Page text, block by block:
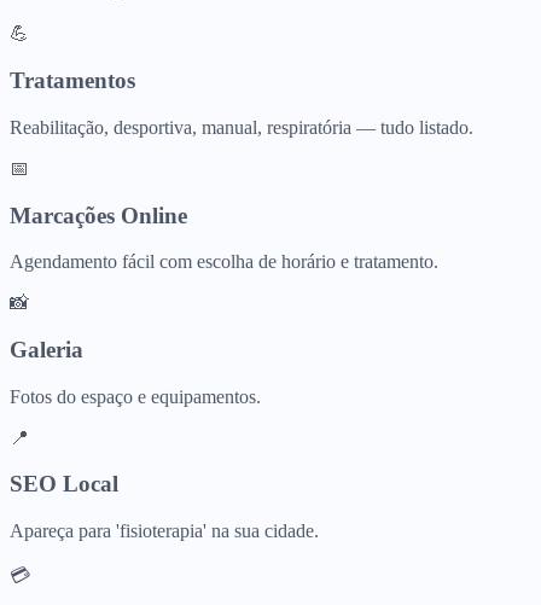
💪
Tratamentos
Reabilitação, desportiva, manual, respiratória — tudo listado.
📅
Marcações Online
Agendamento fácil com escolha de horário e tratamento.
📸
Galeria
Fotos do espaço e equipamentos.
📍
SEO Local
Apareça para 'fisioterapia' na sua cidade.
💳